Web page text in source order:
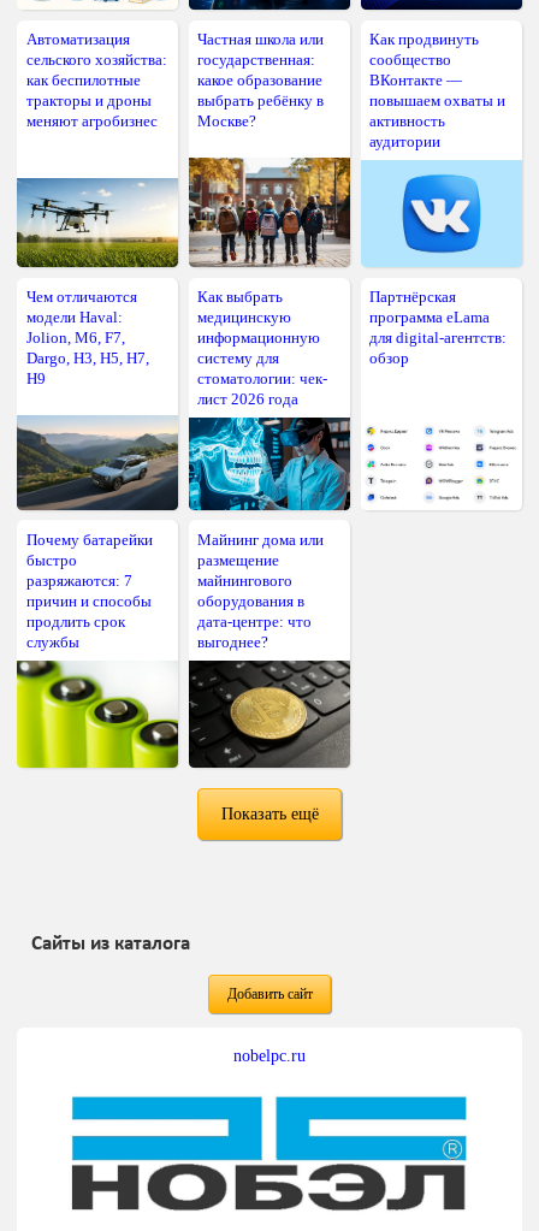
Автоматизация
сельского хозяйства:
как беспилотные
тракторы и дроны
меняют агробизнес
Частная школа или
государственная:
какое образование
выбрать ребёнку в
Москве?
Как продвинуть
сообщество
ВКонтакте —
повышаем охваты и
активность
аудитории
Чем отличаются
модели Haval:
Jolion, M6, F7,
Dargo, H3, H5, H7,
H9
Как выбрать
медицинскую
информационную
систему для
стоматологии: чек-
лист 2026 года
Партнёрская
программа eLama
для digital-агентств:
обзор
Почему батарейки
быстро
разряжаются: 7
причин и способы
продлить срок
службы
Майнинг дома или
размещение
майнингового
оборудования в
дата-центре: что
выгоднее?
Показать ещё
Сайты из каталога
Добавить сайт
nobelpc.ru